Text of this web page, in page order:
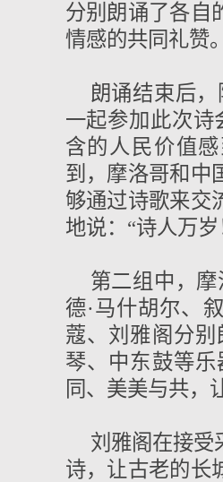
分别朗诵了各自
情感的共同礼赞
朗诵结束后
一起参加此次诗
含的人民价值
到，摩洛哥和中
够通过诗歌来交
地说：“诗人万
第二组中，
德·马什胡尔、
蔻、刘雅阁分
琴、中东鼓等
同、美美与共，
刘雅阁在接受
诗，让古老的长